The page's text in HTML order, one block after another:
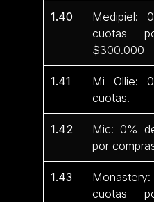
1.40
Medipiel:
cuotas
$300.000
1.41
Mi Ollie:
cuotas.
1.42
Mic: 0%
por
1.43
cuotas